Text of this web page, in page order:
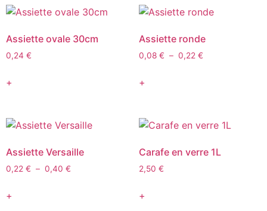
Assiette ovale 30cm
0,24 €
+
Assiette ronde
0,08 € – 0,22 €
+
Assiette Versaille
0,22 € – 0,40 €
+
Carafe en verre 1L
2,50 €
+